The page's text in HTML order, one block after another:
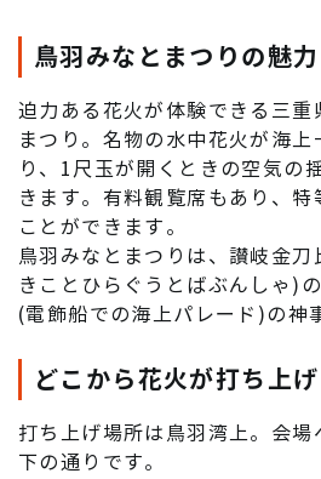
鳥羽みなとまつりの魅
迫力ある花火が体験できる三重
まつり。名物の水中花火が海
り、1尺玉が開くときの空気の
きます。有料観覧席もあり、特
ことができます。
鳥羽みなとまつりは、讃岐金刀
きことひらぐうとばぶんしゃ)
(電飾船での海上パレード)の神
どこから花火が打ち上
打ち上げ場所は鳥羽湾上。会
下の通りです。